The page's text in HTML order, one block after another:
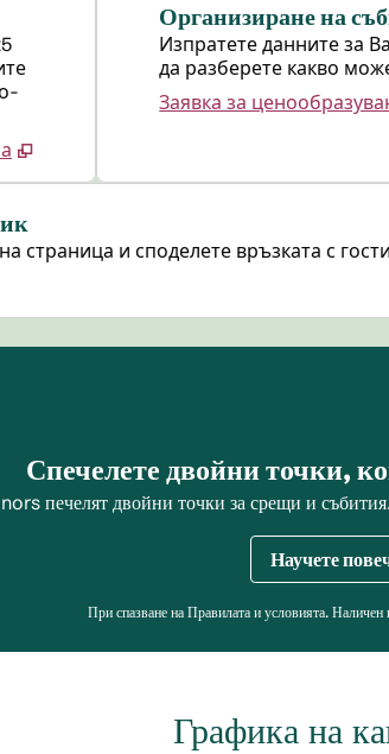
Организиране на
Изпратете данните за
да разберете какво
Заявка за
страница и споделете връзката с
Спечелете двойни точки,
печелят двойни точки за срещи и
Научете
При спазване на Правилата и условията. Наличен
Графика на